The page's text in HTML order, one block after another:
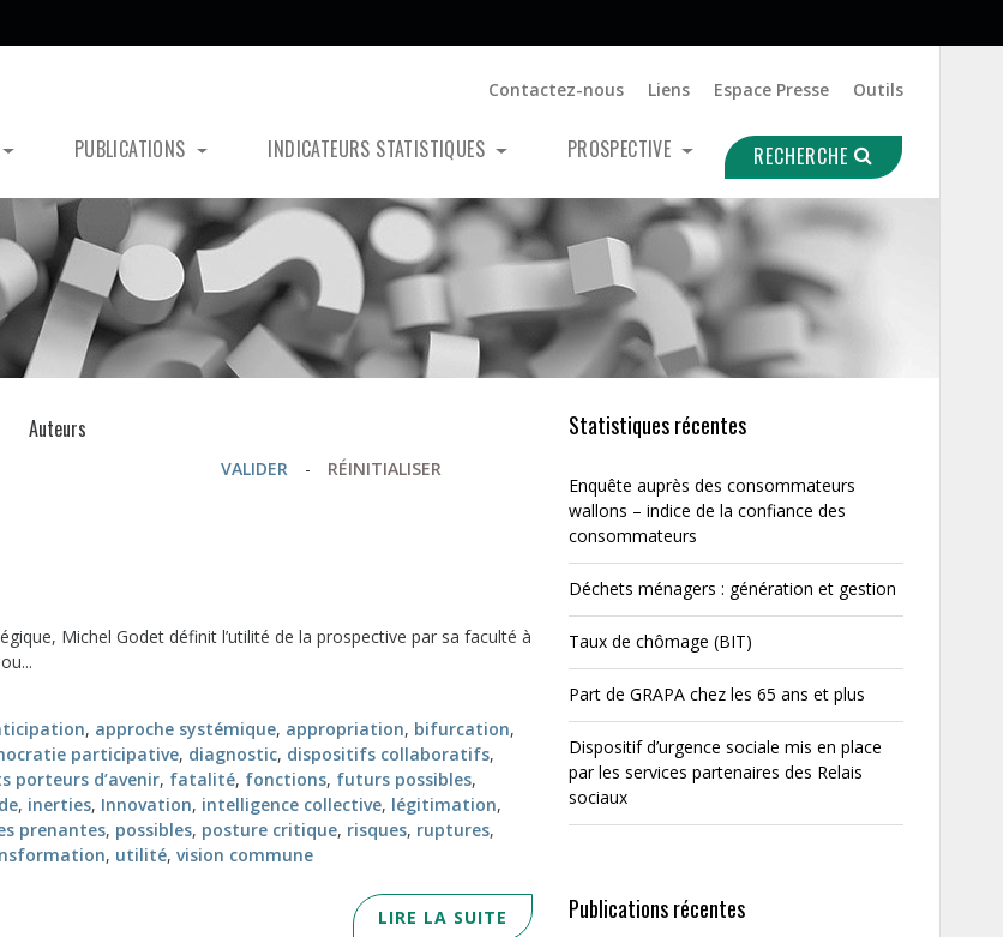
Contactez-nous Liens Espace Presse Outils
PUBLICATIONS INDICATEURS STATISTIQUES PROSPECTIVE RECHERCHE
Auteurs
VALIDER - RÉINITIALISER
Michel Godet définit l’utilité de la prospective par sa faculté à
, approche systémique, appropriation, bifurcation,
participative, diagnostic, dispositifs collaboratifs,
porteurs d’avenir, fatalité, fonctions, futurs possibles,
, inerties, Innovation, intelligence collective, légitimation,
prenantes, possibles, posture critique, risques, ruptures,
, utilité, vision commune
LIRE LA SUITE
Statistiques récentes
Enquête auprès des consommateurs
wallons – indice de la confiance des
consommateurs
Déchets ménagers : génération et gestion
Taux de chômage (BIT)
Part de GRAPA chez les 65 ans et plus
Dispositif d’urgence sociale mis en place
par les services partenaires des Relais
sociaux
Publications récentes